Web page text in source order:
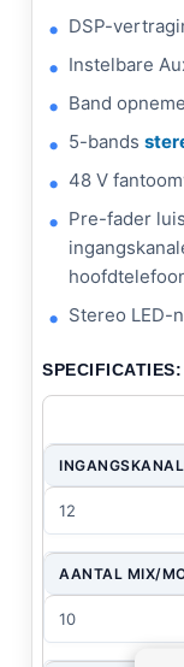
DSP-
Instelbare
Band
5-bands
48 V
Pre-fader
Stereo LED-
SPECIFICATIES:
12
AANTAL MIX/
10